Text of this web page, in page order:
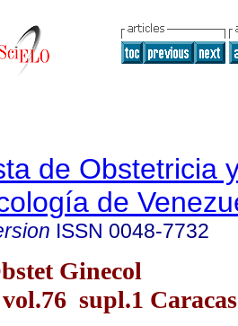
de Obstetricia
de
ISSN 0048-7732
Ginecol
vol.76 supl.1